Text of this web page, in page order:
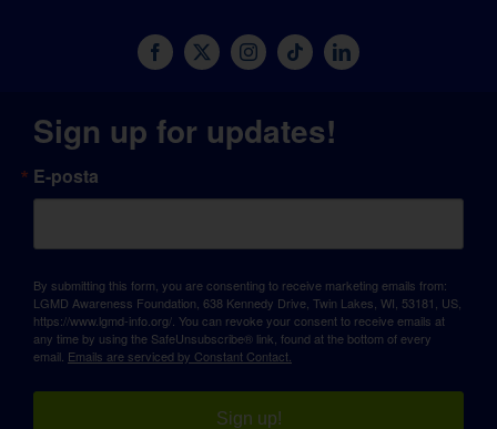
Sign up for updates!
E-posta
By submitting this form, you are consenting to receive marketing emails from:
LGMD Awareness Foundation, 638 Kennedy Drive, Twin Lakes, WI, 53181, US,
https://www.lgmd-info.org/. You can revoke your consent to receive emails at
any time by using the SafeUnsubscribe® link, found at the bottom of every
email. Emails are serviced by Constant Contact.
Sign up!